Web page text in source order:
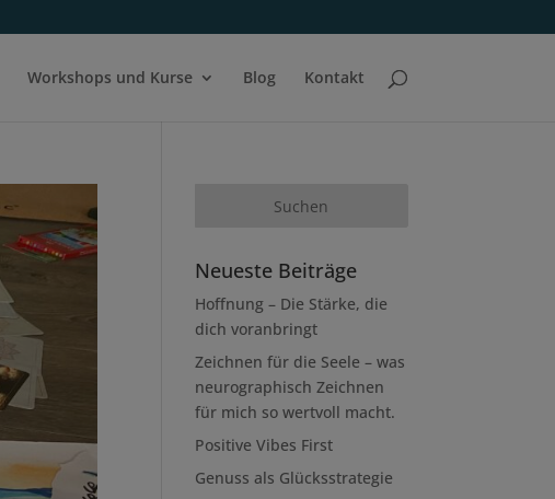
Workshops und Kurse Blog Kontakt
Neueste Beiträge
Hoffnung – Die Stärke, die
dich voranbringt
Zeichnen für die Seele – was
neurographisch Zeichnen
für mich so wertvoll macht.
Positive Vibes First
Genuss als Glücksstrategie